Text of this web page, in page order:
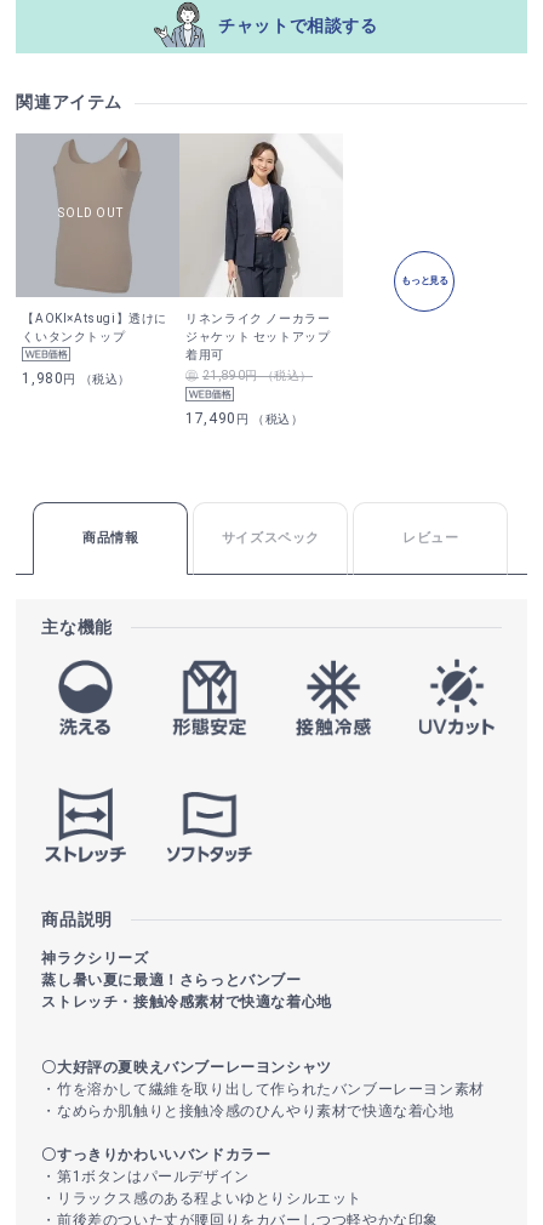
チャットで相談する
関連アイテム
【AOKI×Atsugi】透けに
くいタンクトップ
1,980円 （税込）
リネンライク ノーカラー
ジャケット セットアップ
着用可
21,890円 （税込）
17,490 円 （税込）
もっと見る
商品情報 サイズスペック レビュー
主な機能
商品説明
神ラクシリーズ
蒸し暑い夏に最適！さらっとバンブー
ストレッチ・接触冷感素材で快適な着心地
〇大好評の夏映えバンブーレーヨンシャツ
・竹を溶かして繊維を取り出して作られたバンブーレーヨン素材
・なめらか肌触りと接触冷感のひんやり素材で快適な着心地
〇すっきりかわいいバンドカラー
・第1ボタンはパールデザイン
・リラックス感のある程よいゆとりシルエット
・前後差のついた丈が腰回りをカバーしつつ軽やかな印象